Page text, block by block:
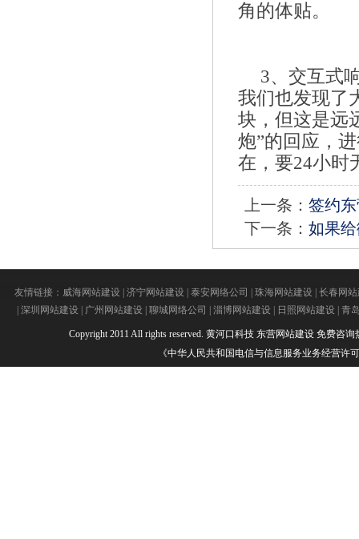
角的体贴。
3、交互式
我们也发现了
块，但这是远
炮”的回应，
在，要24小时
上一条： 签约
下一条： 如果
友情链接： 威海网站建设| 济宁网站建设| 泰安网络公司 珠海网站建设| 长春网
深圳网站建设| 广州网站建设| 聊城网络公司 淄博网站建设| 日照网站建设| 青
Copyright 2011 All rights reserved. 黄河口科技 东营网站建设 免费咨询
《中华人民共和国电信与信息服务业务经营许